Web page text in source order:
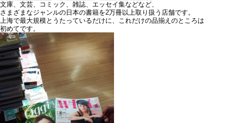
文庫、文芸、コミック、雑誌、エッセイ集などなど、
さまざまなジャンルの日本の書籍を2万冊以上取り扱う店舗です。
上海で最大規模とうたっているだけに、これだけの品揃えのところは
初めてです。